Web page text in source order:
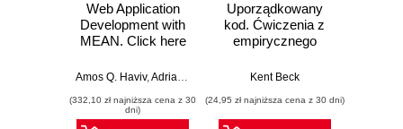
Web Application
Development with
MEAN. Click here
Amos Q. Haviv,Adrian Mejia Robert Onodi
(332,10 zł najniższa cena z 30
dni)
Uporządkowany
kod. Ćwiczenia z
empirycznego
oprogramowania
Kent Beck
(24,95 zł najniższa cena z 30 dni)